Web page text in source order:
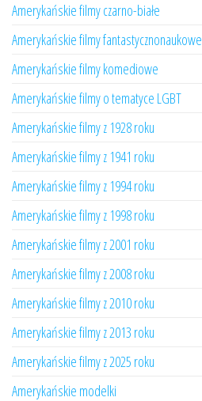
Amerykańskie filmy czarno-białe
Amerykańskie filmy fantastycznonaukowe
Amerykańskie filmy komediowe
Amerykańskie filmy o tematyce LGBT
Amerykańskie filmy z 1928 roku
Amerykańskie filmy z 1941 roku
Amerykańskie filmy z 1994 roku
Amerykańskie filmy z 1998 roku
Amerykańskie filmy z 2001 roku
Amerykańskie filmy z 2008 roku
Amerykańskie filmy z 2010 roku
Amerykańskie filmy z 2013 roku
Amerykańskie filmy z 2025 roku
Amerykańskie modelki